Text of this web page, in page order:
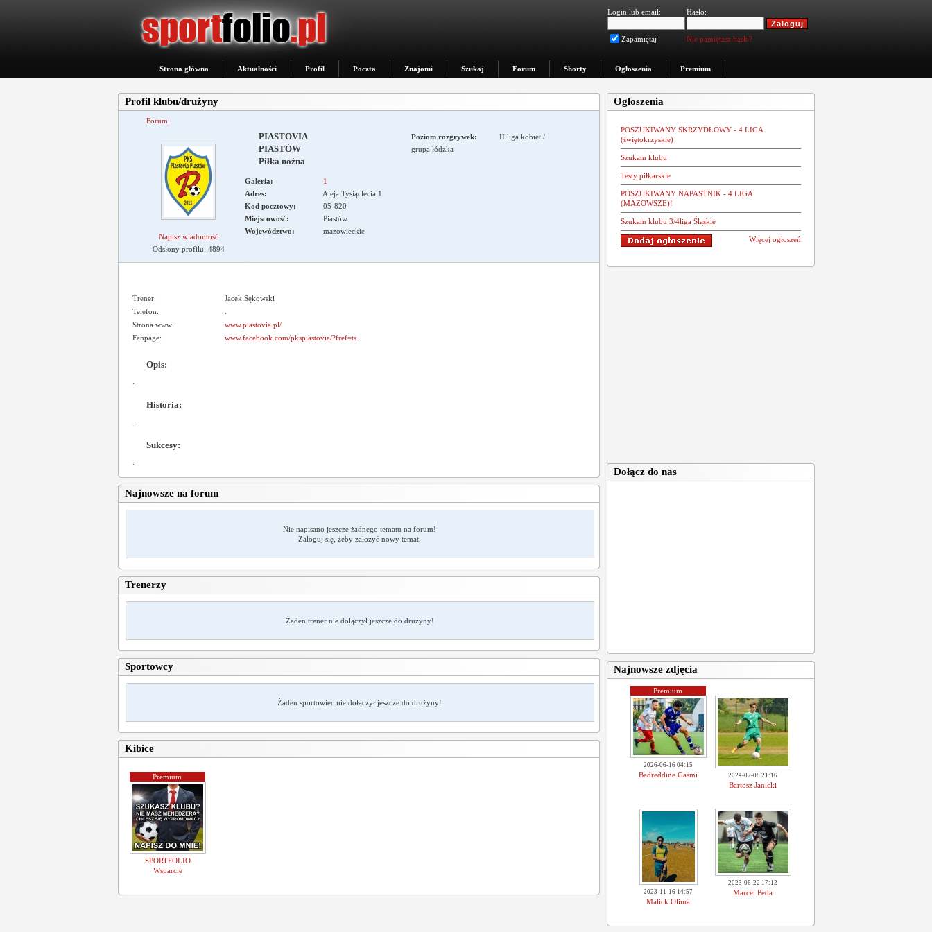
Login lub email:
Zapamiętaj
Hasło:
Nie pamiętasz hasła?
Strona główna Aktualności Profil Poczta Znajomi Szukaj Forum Shorty Ogłoszenia Premium
Profil klubu/drużyny
Forum
Napisz wiadomość
Odsłony profilu: 4894
PIASTOVIA
PIASTÓW
Piłka nożna
Galeria:
1
Adres:
Aleja Tysiąclecia 1
Kod pocztowy:
05-820
Miejscowość:
Piastów
Województwo:
mazowieckie
Poziom rozgrywek:
II liga kobiet /
grupa łódzka
Trener:
Jacek Sękowski
Telefon:
Strona www:
www.piastovia.pl/
Fanpage:
www.facebook.com/pkspiastovia/?fref=ts
Opis:
Historia:
Sukcesy:
Najnowsze na forum
Nie napisano jeszcze żadnego tematu na forum!
Zaloguj się, żeby założyć nowy temat.
Trenerzy
Żaden trener nie dołączył jeszcze do drużyny!
Sportowcy
Żaden sportowiec nie dołączył jeszcze do drużyny!
Kibice
Premium
SPORTFOLIO
Wsparcie
Ogłoszenia
POSZUKIWANY SKRZYDŁOWY - 4 LIGA
(świętokrzyskie)
Szukam klubu
Testy piłkarskie
POSZUKIWANY NAPASTNIK - 4 LIGA
(MAZOWSZE)!
Szukam klubu 3/4liga Śląskie
Więcej ogłoszeń
Dołącz do nas
Najnowsze zdjęcia
Premium
2026-06-16 04:15
Badreddine Gasmi 2024-07-08 21:16
Bartosz Janicki
2023-11-16 14:57
Malick Olima
2023-06-22 17:12
Marcel Peda